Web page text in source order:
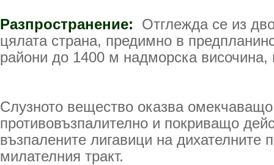
Разпространение: Отглежда се из
цялата страна, предимно в
райони до 1400 м надморска височина,
Слузното вещество оказва
противовъзпалително и по­криващо
възпалените лигавици на
милателния тракт.